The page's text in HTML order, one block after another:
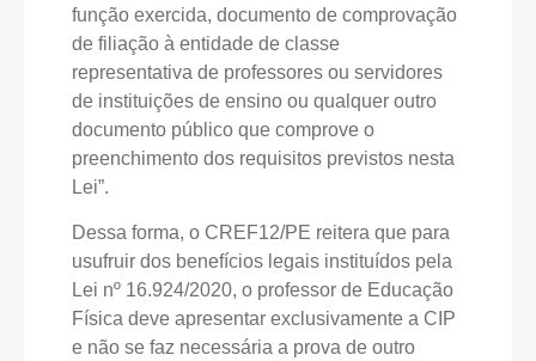
função exercida, documento de comprovação
de filiação à entidade de classe
representativa de professores ou servidores
de instituições de ensino ou qualquer outro
documento público que comprove o
preenchimento dos requisitos previstos nesta
Lei”.
Dessa forma, o CREF12/PE reitera que para
usufruir dos benefícios legais instituídos pela
Lei nº 16.924/2020, o professor de Educação
Física deve apresentar exclusivamente a CIP
e não se faz necessária a prova de outro